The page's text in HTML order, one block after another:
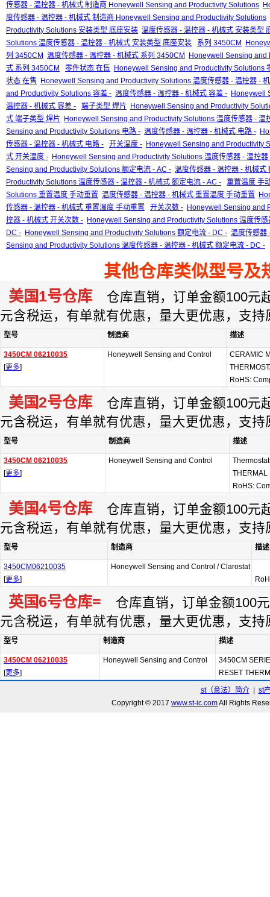
传感器 - 温控器 - 机械式 制造商 Honeywell Sensing and Productivity Solutions
度传感器 - 温控器 - 机械式 制造商 Honeywell Sensing and Productivity Solutions
Productivity Solutions 安装类型 底座安装 温度传感器 - 温控器 - 机械式 安装类型
Solutions 温度传感器 - 温控器 - 机械式 安装类型 底座安装
系列 3450CM
列 3450CM 温度传感器 - 温控器 - 机械式 系列 3450CM
Honeywell Sensing and
式 系列 3450CM
零件状态 在售
Honeywell Sensing and Productivity Solutions
状态 在售
Honeywell Sensing and Productivity Solutions 温度传感器 - 温控器 -
and Productivity Solutions 容差 - 温度传感器 - 温控器 - 机械式 容差 - Honeywell
温控器 - 机械式 容差 -
端子类型 焊片
Honeywell Sensing and Productivity
式 端子类型 焊片
Honeywell Sensing and Productivity Solutions 温度传感器 - 温
Sensing and Productivity Solutions 电路 - 温度传感器 - 温控器 - 机械式 电路 -
传感器 - 温控器 - 机械式 电路 -
开关温度 - Honeywell Sensing and Productivity
式 开关温度 - Honeywell Sensing and Productivity Solutions 温度传感器 - 温控器
Sensing and Productivity Solutions 额定电流 - AC - 温度传感器 - 温控器 - 机械式
Productivity Solutions 温度传感器 - 温控器 - 机械式 额定电流 - AC -
重置温度 手
Solutions 重置温度 手动重置 温度传感器 - 温控器 - 机械式 重置温度 手动重置
传感器 - 温控器 - 机械式 重置温度 手动重置
开关次数 - Honeywell Sensing and
控器 - 机械式 开关次数 - Honeywell Sensing and Productivity Solutions 温度传
DC - Honeywell Sensing and Productivity Solutions 额定电流 - DC - 温度传感器
Sensing and Productivity Solutions 温度传感器 - 温控器 - 机械式 额定电流 - DC -
其他仓库类似型号及
美国1号仓库 仓库直销，订单金额100元
元含税运，有单就有优惠，量大更优惠，支持
型号 制造商 描述
3450CM 06210035
[更多]
Honeywell Sensing and Control
CERAMIC
RoHS:
美国2号仓库 仓库直销，订单金额100元
元含税运，有单就有优惠，量大更优惠，支持
型号 制造商 描述
3450CM 06210035
[更多]
Honeywell Sensing and Control
THERMAL
RoHS:
美国4号仓库 仓库直销，订单金额100元
元含税运，有单就有优惠，量大更优惠，支持
型号 制造商 描述
3450CM06210035
[更多]
Honeywell Sensing and Control / Clarostat
英国6号仓库= 仓库直销，订单金额100
元含税运，有单就有优惠，量大更优惠，支持
型号 制造商 描述
3450CM 06210035
[更多]
Honeywell Sensing and Control
3450CM
RESET
st（意法）简介| st
Copyright © 2017 www.st-ic.comAll Rights